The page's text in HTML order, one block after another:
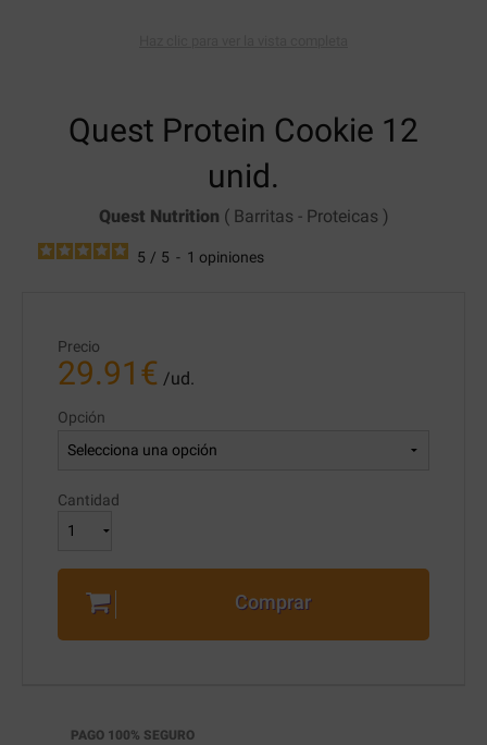
Quest Protein Cookie 12
unid.
Quest Nutrition ( Barritas - Proteicas )
5 / 5 - 1 opiniones
Precio
29.91 € /ud.
Opción
Cantidad
Comprar
PAGO 100% SEGURO